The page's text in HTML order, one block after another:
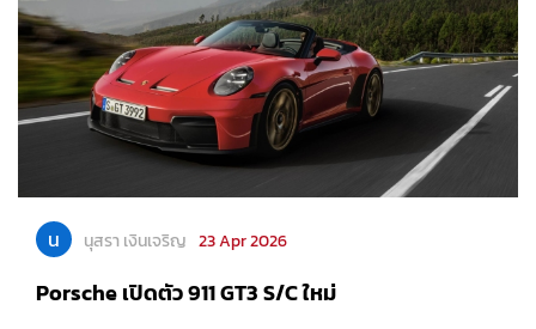
น นุสรา เงินเจริญ 23 Apr 2026
Porsche เปิดตัว 911 GT3 S/C ใหม่